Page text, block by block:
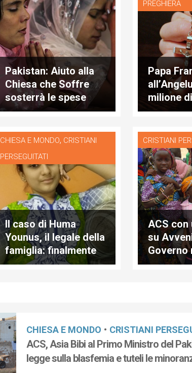
Pakistan: Aiuto alla
Chiesa che Soffre
sosterrà le spese
legali per la difesa di
PREGHIERA
Papa
milione
prega il
CHIESA E MONDO, CRISTIANI
PERSEGUITATI
Il caso di Huma
Younus, il legale della
famiglia: finalmente
mandato di arresto
CRISTIANI
ACS con
su
Governo
impegno
CHIESA E MONDO • CRISTIANI
ACS, Asia Bibi al Primo Ministro del
legge sulla blasfemia e tuteli le